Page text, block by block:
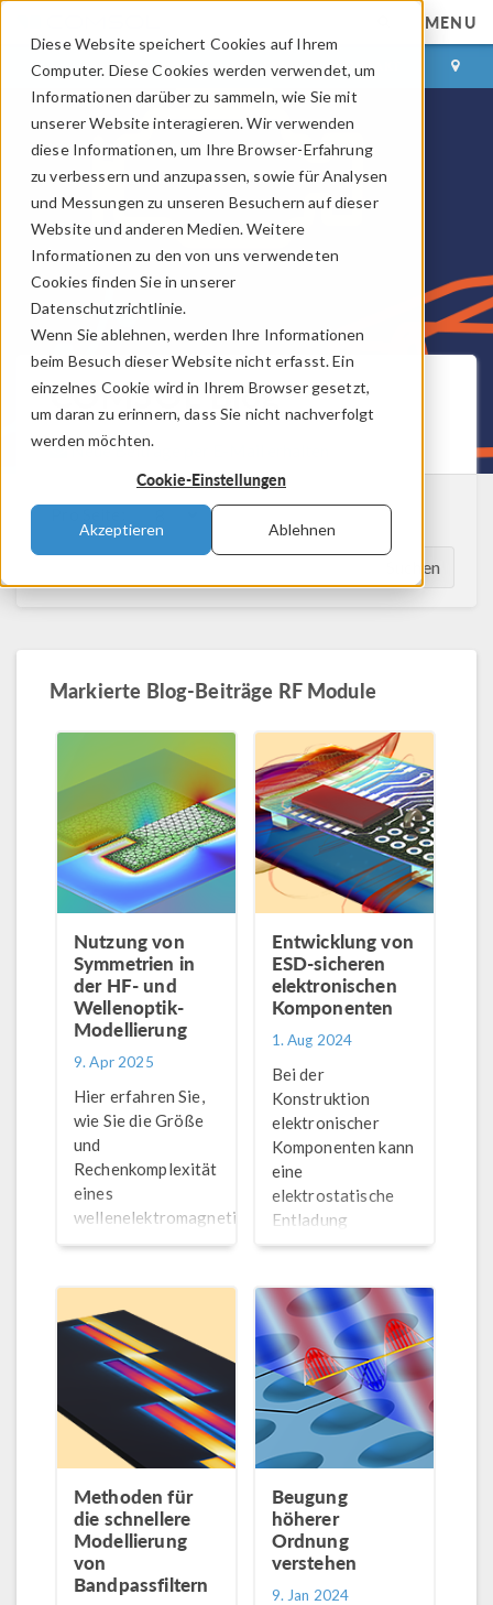
Diese Website speichert Cookies auf Ihrem
Computer. Diese Cookies werden verwendet, um
Informationen darüber zu sammeln, wie Sie mit
unserer Website interagieren. Wir verwenden
diese Informationen, um Ihre Browser-Erfahrung
zu verbessern und anzupassen, sowie für Analysen
und Messungen zu unseren Besuchern auf dieser
Website und anderen Medien. Weitere
Informationen zu den von uns verwendeten
Cookies finden Sie in unserer
Datenschutzrichtlinie.
Wenn Sie ablehnen, werden Ihre Informationen
beim Besuch dieser Website nicht erfasst. Ein
einzelnes Cookie wird in Ihrem Browser gesetzt,
um daran zu erinnern, dass Sie nicht nachverfolgt
werden möchten.
Cookie-Einstellungen
Akzeptieren Ablehnen
MENU
ANMELDEN KONTAKT
COMSOL Blog
Neue Beiträge per E-Mail erhalten
Suchen
Markierte Blog-Beiträge RF Module
Nutzung von
Symmetrien in
der HF- und
Wellenoptik-
Modellierung
9. Apr 2025
Hier erfahren Sie,
wie Sie die Größe
und
Rechenkomplexität
eines
wellenelektromagnetischen
Modells
reduzieren, indem
Sie dessen
Symmetrien nutzen.
Entwicklung von
ESD-sicheren
elektronischen
Komponenten
1. Aug 2024
Bei der
Konstruktion
elektronischer
Komponenten kann
eine
elektrostatische
Entladung
(Electrostatic
modelliert werden,
um Erkenntnisse
darüber zu
gewinnen, wie
Schäden vermieden
werden können.
Erfahren Sie in
diesem Blog-
Beitrag mehr über
die Möglichkeiten
zur Modellierung
von ESD in
Methoden für
die schnellere
Modellierung
von
Bandpassfiltern
Beugung
höherer
Ordnung
verstehen
9. Jan 2024